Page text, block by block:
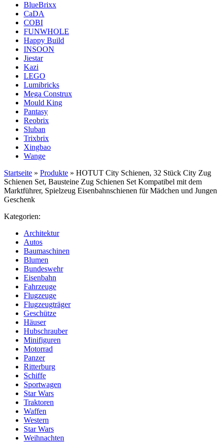
BlueBrixx
CaDA
COBI
FUNWHOLE
Happy Build
INSOON
Jiestar
Kazi
LEGO
Lumibricks
Mega Construx
Mould King
Pantasy
Reobrix
Sluban
Trixbrix
Xingbao
Wange
Startseite » Produkte » HOTUT City Schienen, 32 Stück City Zug
Schienen Set, Bausteine Zug Schienen Set Kompatibel mit dem
Marktführer, Spielzeug Eisenbahnschienen für Mädchen und Jungen
Geschenk
Kategorien:
Architektur
Autos
Baumaschinen
Blumen
Bundeswehr
Eisenbahn
Fahrzeuge
Flugzeuge
Flugzeugträger
Geschütze
Häuser
Hubschrauber
Minifiguren
Motorrad
Panzer
Ritterburg
Schiffe
Sportwagen
Star Wars
Traktoren
Waffen
Western
Star Wars
Weihnachten